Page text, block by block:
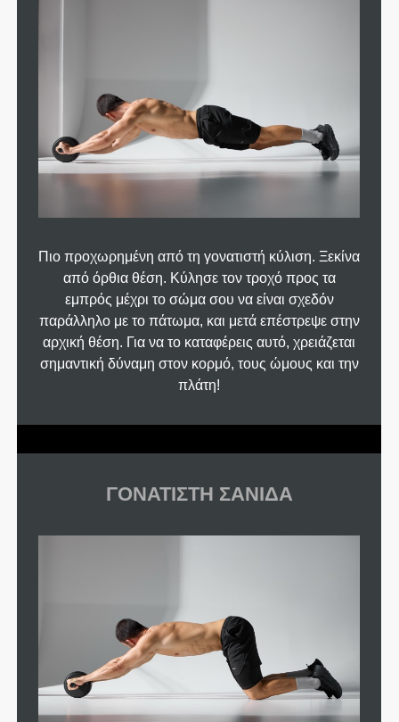
Πιο προχωρημένη από τη γονατιστή κύλιση. Ξεκίνα
από όρθια θέση. Κύλησε τον τροχό προς τα
εμπρός μέχρι το σώμα σου να είναι σχεδόν
παράλληλο με το πάτωμα, και μετά επέστρεψε στην
αρχική θέση. Για να το καταφέρεις αυτό, χρειάζεται
σημαντική δύναμη στον κορμό, τους ώμους και την
πλάτη!
ΓΟΝΑΤΙΣΤΗ ΣΑΝΙΔΑ